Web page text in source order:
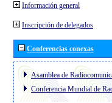
Información general
Inscripción de delegados
Conferencias conexas
Asamblea de
Conferencia Mundial de